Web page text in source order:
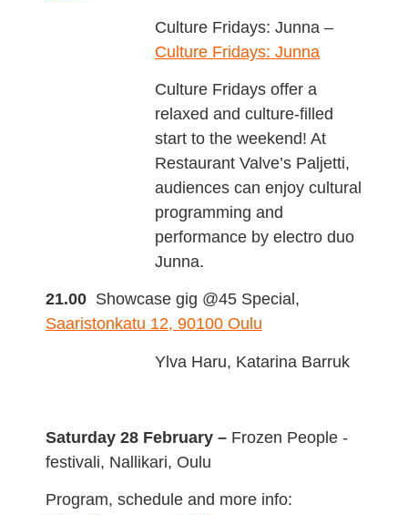
Culture Fridays: Junna –
Culture Fridays: Junna
Culture Fridays offer a
relaxed and culture-filled
start to the weekend! At
Restaurant Valve’s Paljetti,
audiences can enjoy cultural
programming and
performance by electro duo
Junna.
21.00 Showcase gig @45 Special,
Saaristonkatu 12, 90100 Oulu
Ylva Haru, Katarina Barruk
Saturday 28 February – Frozen People -
festivali, Nallikari, Oulu
Program, schedule and more info: